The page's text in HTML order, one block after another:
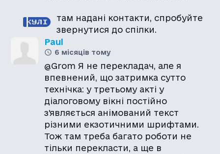
там надані контакти, спробуйте
звернутися до спілки.
Paul
6 місяців тому
@Grom Я не перекладач, але я
впевнений, що затримка сутто
технічка: у третьому акті у
діалоговому вікні постійно
з'являється анімований текст
різними екзотичними шрифтами.
Тож там треба багато роботи не
тільки перекласти, а ще в